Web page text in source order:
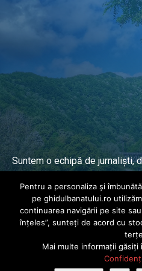
Suntem o echipă de jurnaliști,
lucrat și lucrăm în presa
ani.
© Ghidul Banatului 2025. Toate
Power
Pentru a personaliza și
pe ghidulbanatului.ro
continuarea navigării pe site
înțeles”, sunteți de acord cu
Mai multe informații găsiți